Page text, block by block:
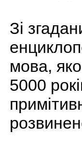
Зі
мова,
5000